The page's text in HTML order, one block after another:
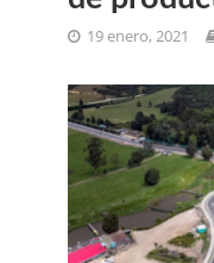
19 enero, 2021